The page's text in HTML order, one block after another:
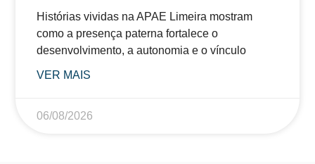
Histórias vividas na APAE Limeira mostram
como a presença paterna fortalece o
desenvolvimento, a autonomia e o vínculo
VER MAIS
06/08/2026